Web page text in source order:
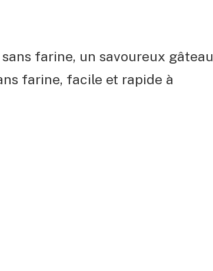
farine, un savoureux gâteau
farine, facile et rapide à